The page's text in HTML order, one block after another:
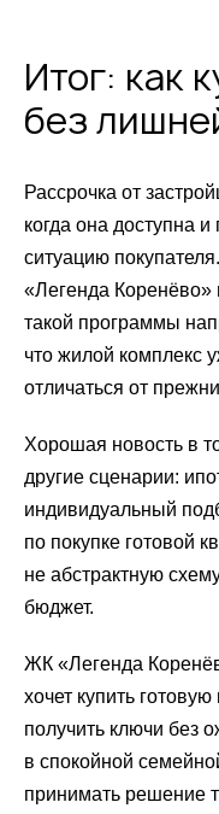
Итог: как
без
Рассрочка от
когда она доступна
ситуацию
«Легенда Коренёво»
такой программы
что жилой комплекс
отличаться от
Хорошая новость в
другие сценарии:
индивидуальный
по покупке готовой
не абстрактную
бюджет.
ЖК «Легенда
хочет купить
получить ключи без
в спокойной
принимать решение